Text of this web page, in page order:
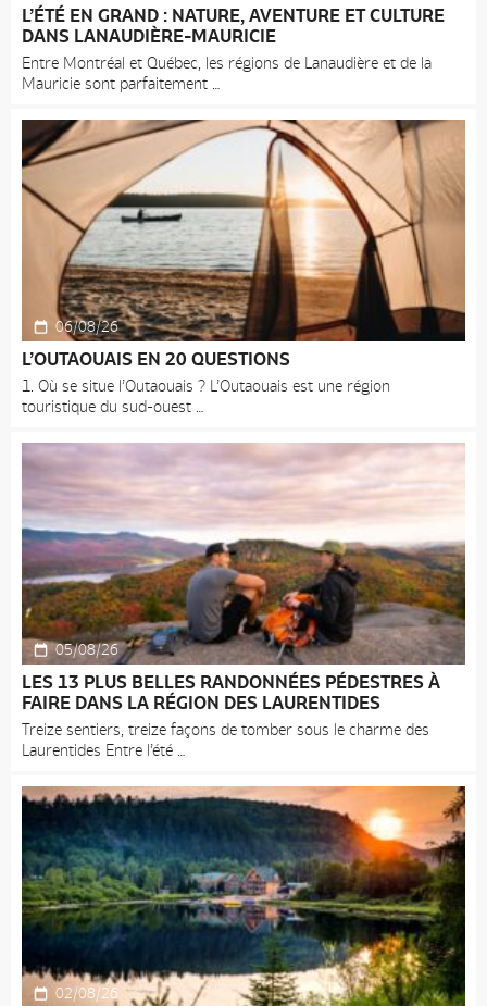
L’ÉTÉ EN GRAND : NATURE, AVENTURE ET CULTURE
DANS LANAUDIÈRE-MAURICIE
Entre Montréal et Québec, les régions de Lanaudière et de la
Mauricie sont parfaitement
06/08/26
L’OUTAOUAIS EN 20 QUESTIONS
1. Où se situe l’Outaouais ? L’Outaouais est une région
touristique du sud-ouest
05/08/26
LES 13 PLUS BELLES RANDONNÉES PÉDESTRES À
FAIRE DANS LA RÉGION DES LAURENTIDES
Treize sentiers, treize façons de tomber sous le charme des
Laurentides Entre l’été
02/08/26